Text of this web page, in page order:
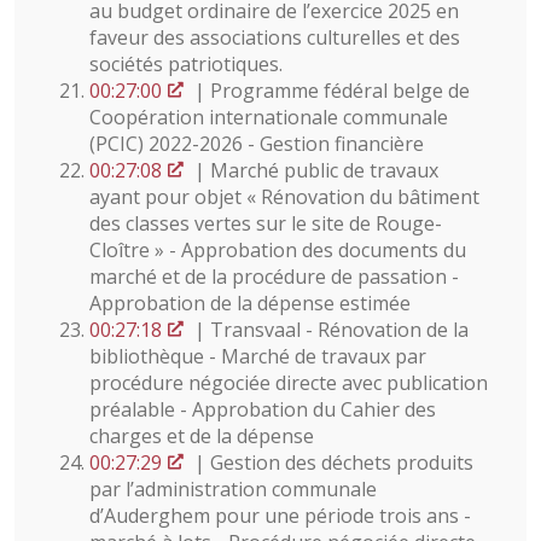
au budget ordinaire de l’exercice 2025 en
faveur des associations culturelles et des
sociétés patriotiques.
00:27:00
| Programme fédéral belge de
Coopération internationale communale
(PCIC) 2022-2026 - Gestion financière
00:27:08
| Marché public de travaux
ayant pour objet « Rénovation du bâtiment
des classes vertes sur le site de Rouge-
Cloître » - Approbation des documents du
marché et de la procédure de passation -
Approbation de la dépense estimée
00:27:18
| Transvaal - Rénovation de la
bibliothèque - Marché de travaux par
procédure négociée directe avec publication
préalable - Approbation du Cahier des
charges et de la dépense
00:27:29
| Gestion des déchets produits
par l’administration communale
d’Auderghem pour une période trois ans -